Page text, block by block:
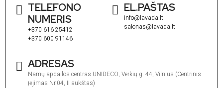
TELEFONO
NUMERIS
+370 616 25412
+370 600 91146
EL.PAŠTAS
info@lavada.lt
salonas@lavada.lt
ADRESAS
Namų apdailos centras UNIDECO, Verkių g. 44, Vilnius (Centrinis
įėjimas Nr.04, II aukštas)